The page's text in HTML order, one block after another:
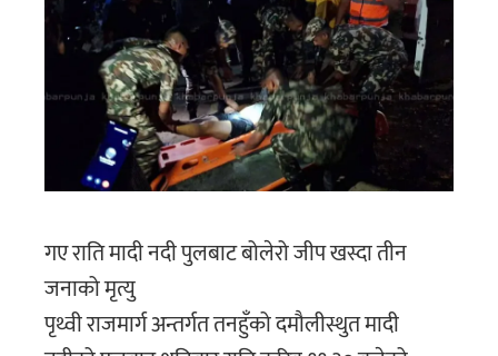
गए राति मादी नदी पुलबाट बोलेरो जीप खस्दा तीन
जनाको मृत्यु
पृथ्वी राजमार्ग अन्तर्गत तनहुँको दमौलीस्थुत मादी